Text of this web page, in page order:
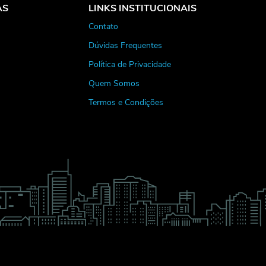
LINKS INSTITUCIONAIS
Contato
Dúvidas Frequentes
Política de Privacidade
Quem Somos
Termos e Condições